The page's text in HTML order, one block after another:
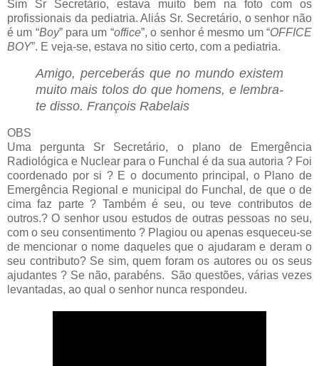
Sim Sr Secretário, estava muito bem na foto com os
profissionais da pediatria. Aliás Sr. Secretário, o senhor não
é um “Boy” para um “office”, o senhor é mesmo um “OFFICE
BOY”. E veja-se, estava no sitio certo, com a pediatria.
Amigo, perceberás que no mundo existem
muito mais tolos do que homens, e lembra-
te disso. François Rabelais
OBS
Uma pergunta Sr Secretário, o plano de Emergência
Radiológica e Nuclear para o Funchal é da sua autoria ? Foi
coordenado por si ? E o documento principal, o Plano de
Emergência Regional e municipal do Funchal, de que o de
cima faz parte ? Também é seu, ou teve contributos de
outros.? O senhor usou estudos de outras pessoas no seu,
com o seu consentimento ? Plagiou ou apenas esqueceu-se
de mencionar o nome daqueles que o ajudaram e deram o
seu contributo? Se sim, quem foram os autores ou os seus
ajudantes ? Se não, parabéns. São questões, várias vezes
levantadas, ao qual o senhor nunca respondeu.